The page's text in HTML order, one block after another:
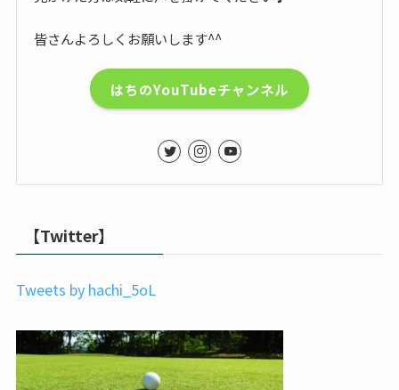
皆さんよろしくお願いします^^
はちのYouTubeチャンネル
【Twitter】
Tweets by hachi_5oL